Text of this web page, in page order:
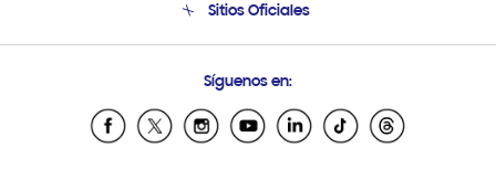
Soporte vía eMail
Sitios Oficiales
Samsung Ecuador
Samsung El Salvador
Síguenos en: